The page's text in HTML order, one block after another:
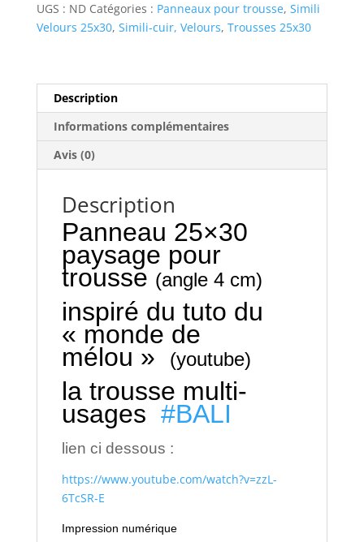
UGS : ND Catégories : Panneaux pour trousse, Simili
Velours 25x30, Simili-cuir, Velours, Trousses 25x30
Description
Informations complémentaires
Avis (0)
Description
Panneau 25×30
paysage pour
trousse (angle 4 cm)
inspiré du tuto du
« monde de
mélou » (youtube)
la trousse multi-
usages #BALI
lien ci dessous :
https://www.youtube.com/watch?v=zzL-
6TcSR-E
Impression numérique